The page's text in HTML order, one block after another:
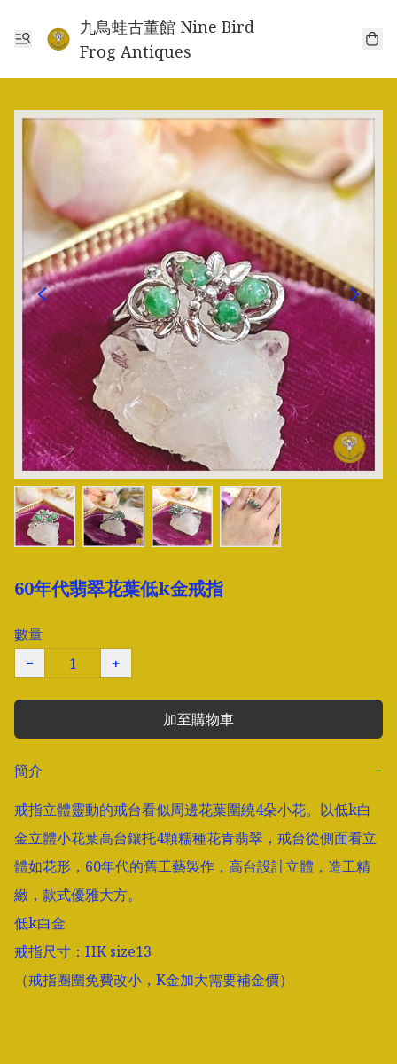
九鳥蛙古董館 Nine Bird
Frog Antiques
60年代翡翠花葉低k金戒指
數量
−
+
加至購物車
簡介
−
戒指立體靈動的戒台看似周邊花葉圍繞4朵小花。以低k白
金立體小花葉高台鑲托4顆糯種花青翡翠，戒台從側面看立
體如花形，60年代的舊工藝製作，高台設計立體，造工精
緻，款式優雅大方。
低k白金
戒指尺寸：HK size13
（戒指圈圍免費改小，K金加大需要補金價）